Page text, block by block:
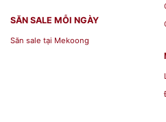
DS Quà Tặng Sức Khỏe[/
SĂN SALE MỖI NGÀY
Săn sale tại Mekoong